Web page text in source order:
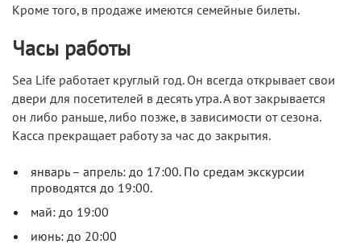
Кроме того, в продаже имеются семейные билеты.
Часы работы
Sea Life работает круглый год. Он всегда открывает свои
двери для посетителей в десять утра. А вот закрывается
он либо раньше, либо позже, в зависимости от сезона.
Касса прекращает работу за час до закрытия.
январь – апрель: до 17:00. По средам экскурсии
проводятся до 19:00.
май: до 19:00
июнь: до 20:00